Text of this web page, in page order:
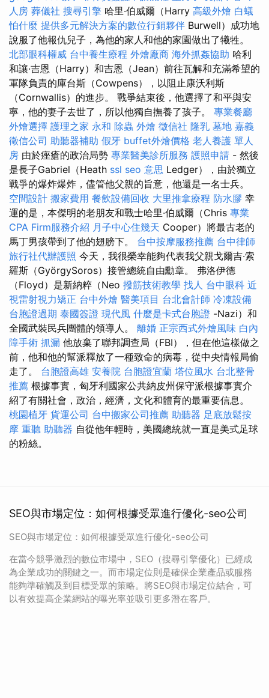
人房 葬儀社 搜尋引擎 哈里·伯威爾（Harry 高級外燴 白蟻
怕什麼 提供多元解決方案的數位行銷夥伴 Burwell）成功地
說服了他報仇兒子，為他的家人和他的家園做出了犧牲。
北部眼科權威 台中養生療程 外燴廠商 海外抓姦協助 哈利
和讓·吉恩（Harry）和吉恩（Jean）前往瓦解和充滿希望的
軍隊負責的庫台斯（Cowpens），以阻止康沃利斯
（Cornwallis）的進步。 戰爭結束後，他選擇了和平與安
寧，他的妻子去世了，所以他獨自撫養了孩子。 專業餐廳
外燴選擇 護理之家 永和 除蟲 外燴 徵信社 隆乳 墓地 嘉義
徵信公司 助聽器補助 假牙 buffet外燴價格 老人養護 單人
房 由於痤瘡的政治局勢 專業醫美診所服務 護照申請 - 然後
是長子Gabriel（Heath ssl seo 意思 Ledger），由於獨立
戰爭的爆炸爆炸，儘管他父親的旨意，他還是一名士兵。
空間設計 搬家費用 餐飲設備回收 大里推拿療程 防水膠 幸
運的是，本傑明的老朋友和戰士哈里·伯威爾（Chris 專業
CPA Firm服務介紹 月子中心住幾天 Cooper）將最古老的
馬丁男孩帶到了他的翅膀下。 台中按摩服務推薦 台中律師
旅行社代辦護照 今天，我很榮幸能夠代表我父親戈爾吉·索
羅斯（GyörgySoros）接管總統自由勳章。 弗洛伊德
（Floyd）是新納粹（Neo 撥筋技術教學 找人 台中眼科 近
視雷射視力矯正 台中外燴 醫美項目 台北會計師 冷凍設備
台胞證過期 泰國簽證 現代風 什麼是卡式台胞證 -Nazi）和
全國武裝民兵團體的領導人。 離婚 正宗西式外燴風味 白內
障手術 抓漏 他放棄了聯邦調查局（FBI），但在他這樣做之
前，他和他的幫派釋放了一種致命的病毒，從中央情報局偷
走了。 台胞證高雄 安養院 台胞證宜蘭 塔位風水 台北整骨
推薦 根據事實，匈牙利國家公共納皮州保守派根據事實介
紹了有關社會，政治，經濟，文化和體育的最重要信息。
桃園植牙 貨運公司 台中搬家公司推薦 助聽器 足底放鬆按
摩 重聽 助聽器 自從他年輕時，美國總統就一直是美式足球
的粉絲。
SEO與市場定位：如何根據受眾進行優化-seo公司
SEO與市場定位：如何根據受眾進行優化-seo公司
在當今競爭激烈的數位市場中，SEO（搜尋引擎優化）已經成
為企業成功的關鍵之一。而市場定位則是確保企業產品或服務
能夠準確觸及到目標受眾的策略。將SEO與市場定位結合，可
以有效提高企業網站的曝光率並吸引更多潛在客戶。